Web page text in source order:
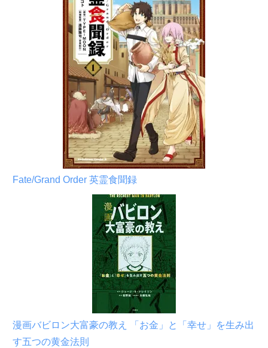
Fate/Grand Order 英霊食聞録
漫画バビロン大富豪の教え 「お金」と「幸せ」を生み出
す五つの黄金法則